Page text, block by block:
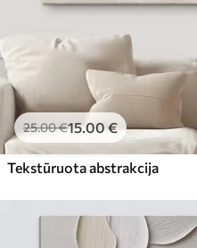
25.00€15.00€
Tekstūruota abstrakcija